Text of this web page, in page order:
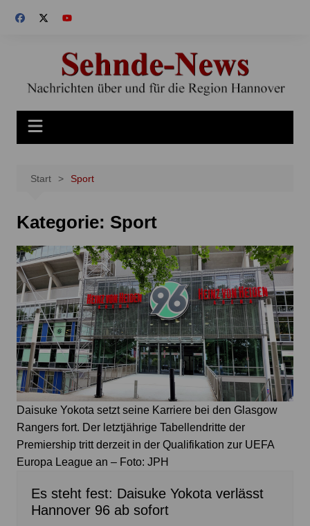
Inhalt
Start Sport
Kategorie: Sport
Daisuke Yokota setzt seine Karriere bei den Glasgow
Rangers fort. Der letztjährige Tabellendritte der
Premiership tritt derzeit in der Qualifikation zur UEFA
Europa League an – Foto: JPH
Es steht fest: Daisuke Yokota verlässt
Hannover 96 ab sofort